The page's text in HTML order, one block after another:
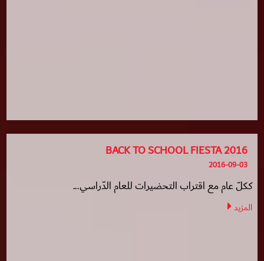
BACK TO SCHOOL FIESTA 2016
2016-09-03
ككلّ عام مع اقتراب التحضيرات للعام الدّراسي...
المزيد